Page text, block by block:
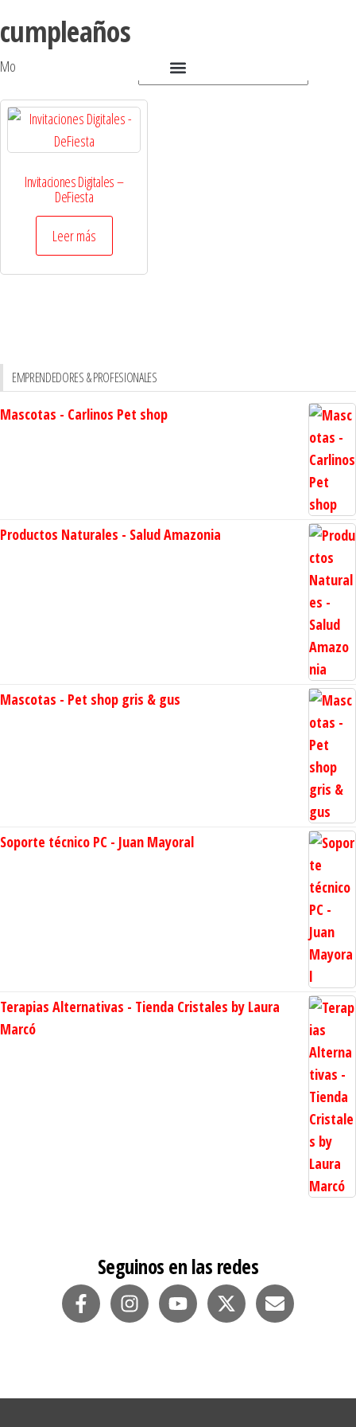
cumpleaños
Mostrando el único resultado
Invitaciones Digitales –
DeFiesta
Leer más
EMPRENDEDORES & PROFESIONALES
Mascotas - Carlinos Pet shop
Productos Naturales - Salud Amazonia
Mascotas - Pet shop gris & gus
Soporte técnico PC - Juan Mayoral
Terapias Alternativas - Tienda Cristales by Laura
Marcó
Seguinos en las redes